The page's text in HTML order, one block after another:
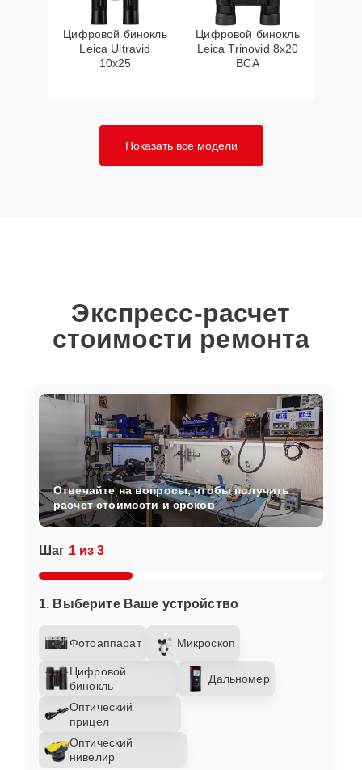
Цифровой бинокль
Leica Ultravid
10x25
Цифровой бинокль
Leica Trinovid 8x20
BCA
Показать все модели
Экспресс-расчет
стоимости ремонта
Шаг 1 из 3
1. Выберите Ваше устройство
Фотоаппарат Микроскоп
Цифровой
бинокль
Дальномер
Оптический
прицел
Оптический
нивелир
Отвечайте на вопросы, чтобы получить
расчет стоимости и сроков